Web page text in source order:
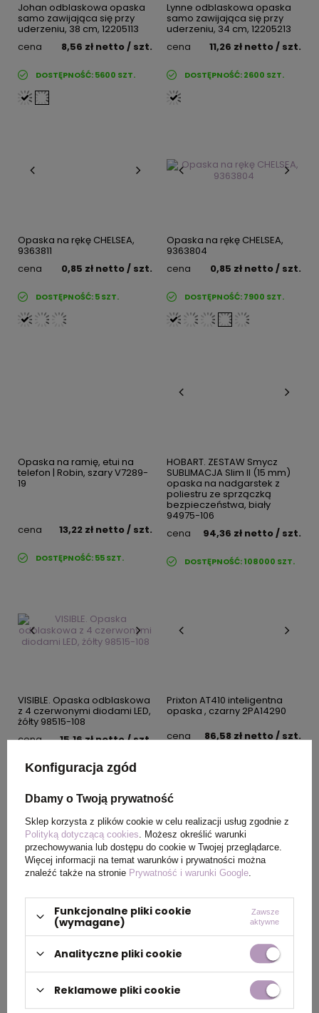
Johan odblaskowa opaska
samo zawijająca się przy
uderzeniu, 38 cm, 12205113
cena
8,56 zł netto/ szt.
DOSTĘPNOŚĆ:5600 SZT.
Lynne odblaskowa opaska
samo zawijająca się przy
uderzeniu, 34 cm, 12205213
cena
11,26 zł netto/ szt.
DOSTĘPNOŚĆ:2600 SZT.
Opaska na rękę CHELSEA,
9363811
cena
0,85 zł netto/ szt.
DOSTĘPNOŚĆ:5SZT.
Opaska na rękę CHELSEA,
9363804
cena
0,85 zł netto/ szt.
DOSTĘPNOŚĆ:7900 SZT.
Opaska na ramię, etui na
telefon | Robin, szary V7289-
19
cena 13,22 zł netto/ szt.
DOSTĘPNOŚĆ:55SZT.
HOBART. ZESTAW Smycz
SUBLIMACJA Slim II (15 mm)
opaska na nadgarstek z
poliestru ze sprzączką
bezpieczeństwa, biały
94975-106
cena
94,36 zł netto/ szt.
DOSTĘPNOŚĆ:108000 SZT.
VISIBLE. Opaska odblaskowa
z 4 czerwonymi diodami LED,
żółty 98515-108
cena
15,16 złnetto/ szt.
DOSTĘPNOŚĆ:2100SZT.
Prixton AT410 inteligentna
opaska , czarny 2PA14290
cena
86,58 zł netto/ szt.
Opaska na rękę LED
PITTSBURGH, żółty 341208
cena
14,34 złnetto/ szt.
DOSTĘPNOŚĆ: SZT.
Opaska na rękę MANSFIELD,
pomarańczowy 363810
cena
0,81 złnetto/ szt.
12500SZT.
Konfiguracja zgód
Dbamy o Twoją prywatność
Sklep korzysta z plików cookie w celu realizacji usług zgodnie z
Polityką dotyczącą cookies . Możesz określić warunki
przechowywania lub dostępu do cookie w Twojej przeglądarce.
Więcej informacji na temat warunków i prywatności można
znaleźć także na stronie Prywatność i warunki Google
Funkcjonalne pliki cookie
(wymagane)
Zawsze
aktywne
Analityczne pliki cookie
Reklamowe pliki cookie